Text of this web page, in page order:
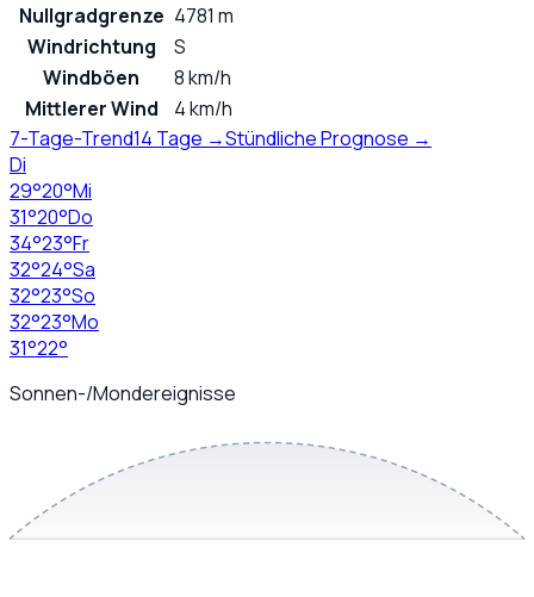
Nullgradgrenze 4781 m
Windrichtung
S
Windböen
8 km/h
Mittlerer Wind
4 km/h
7-Tage-Trend14 Tage →Stündliche Prognose →
Di
29°20°Mi
31°20°Do
34°23°Fr
32°24°Sa
32°23°So
32°23°Mo
31°22°
Sonnen-/Mondereignisse